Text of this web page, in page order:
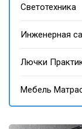
Светотехника
Инженерная
Лючки
Мебель